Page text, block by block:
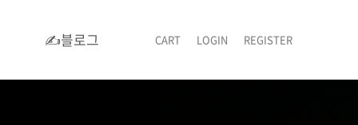
CART LOGIN REGISTER
✍블로그